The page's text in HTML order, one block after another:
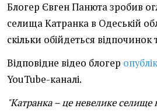
Блогер Євген Панюта зробив
селища Катранка в Одеській
скільки обійдеться відпочинок
Відповідне відео блогер
YouTube-каналі.
"Катранка – це невелике селище